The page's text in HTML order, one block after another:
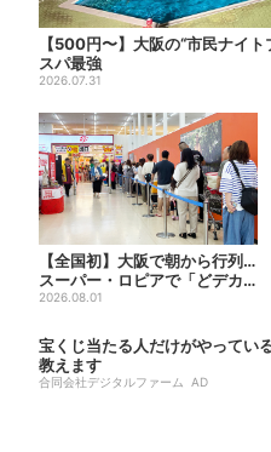
【500円〜】大阪の“市民ナイ
スパ最強
2026.07.31
【全国初】大阪で朝から行列…
スーパー・ロピアで「どデカ
抽選会」、開始30分で“1...
2026.08.01
宝くじ当たる人だけがやっている
教えます
合同会社デジタルファーム AD